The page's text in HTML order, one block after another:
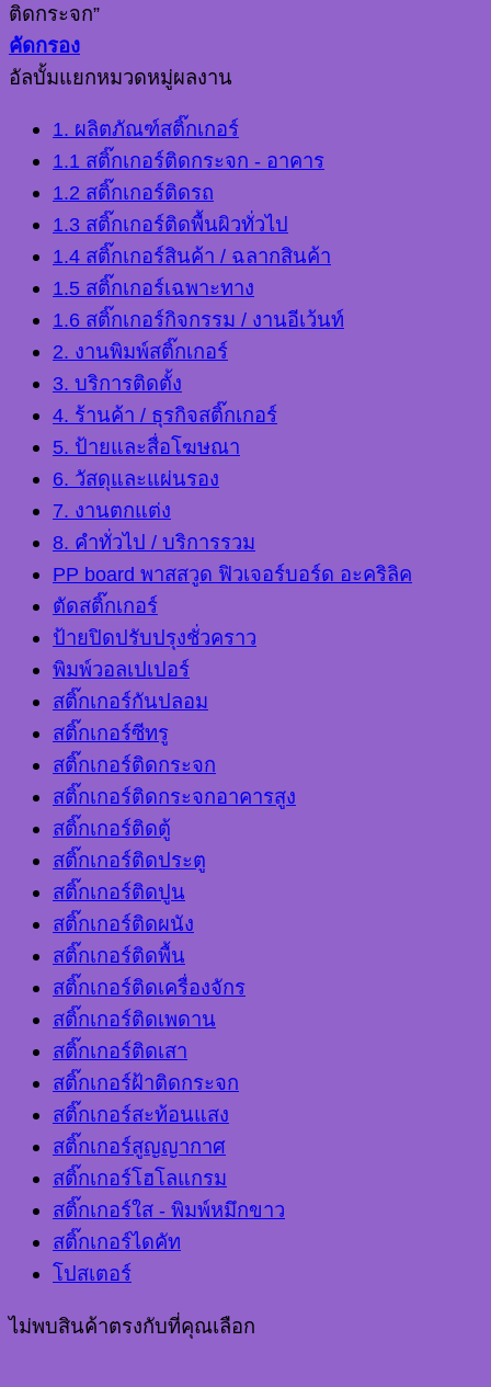
ติดกระจก”
คัดกรอง
อัลบั้มแยกหมวดหมู่ผลงาน
1. ผลิตภัณฑ์สติ๊กเกอร์
1.1 สติ๊กเกอร์ติดกระจก - อาคาร
1.2 สติ๊กเกอร์ติดรถ
1.3 สติ๊กเกอร์ติดพื้นผิวทั่วไป
1.4 สติ๊กเกอร์สินค้า / ฉลากสินค้า
1.5 สติ๊กเกอร์เฉพาะทาง
1.6 สติ๊กเกอร์กิจกรรม / งานอีเว้นท์
2. งานพิมพ์สติ๊กเกอร์
3. บริการติดตั้ง
4. ร้านค้า / ธุรกิจสติ๊กเกอร์
5. ป้ายและสื่อโฆษณา
6. วัสดุและแผ่นรอง
7. งานตกแต่ง
8. คำทั่วไป / บริการรวม
PP board พาสสวูด ฟิวเจอร์บอร์ด อะคริลิค
ตัดสติ๊กเกอร์
ป้ายปิดปรับปรุงชั่วคราว
พิมพ์วอลเปเปอร์
สติ๊กเกอร์กันปลอม
สติ๊กเกอร์ซีทรู
สติ๊กเกอร์ติดกระจก
สติ๊กเกอร์ติดกระจกอาคารสูง
สติ๊กเกอร์ติดตู้
สติ๊กเกอร์ติดประตู
สติ๊กเกอร์ติดปูน
สติ๊กเกอร์ติดผนัง
สติ๊กเกอร์ติดพื้น
สติ๊กเกอร์ติดเครื่องจักร
สติ๊กเกอร์ติดเพดาน
สติ๊กเกอร์ติดเสา
สติ๊กเกอร์ฝ้าติดกระจก
สติ๊กเกอร์สะท้อนแสง
สติ๊กเกอร์สูญญากาศ
สติ๊กเกอร์โฮโลแกรม
สติ๊กเกอร์ใส - พิมพ์หมึกขาว
สติ๊กเกอร์ไดคัท
โปสเตอร์
ไม่พบสินค้าตรงกับที่คุณเลือก